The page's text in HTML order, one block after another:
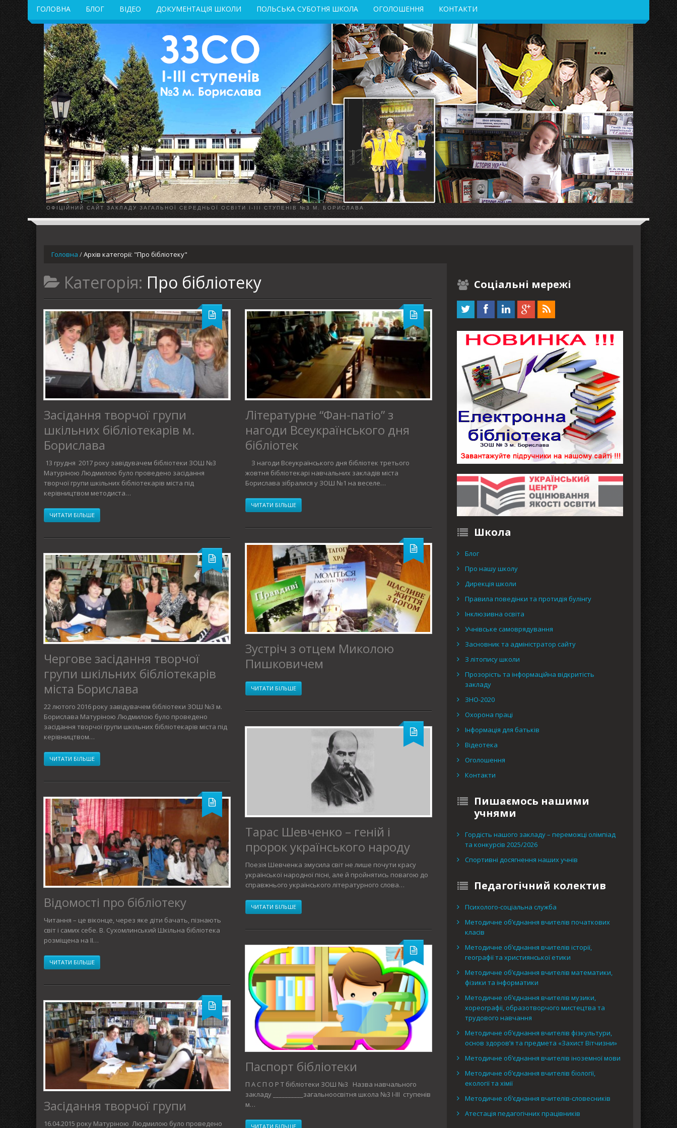
ГОЛОВНА БЛОГ ВІДЕО ДОКУМЕНТАЦІЯ ШКОЛИ ПОЛЬСЬКА СУБОТНЯ ШКОЛА ОГОЛОШЕННЯ КОНТАКТИ
ОФІЦІЙНИЙ САЙТ ЗАКЛАДУ ЗАГАЛЬНОЇ СЕРЕДНЬОЇ ОСВІТИ І-ІІІ СТУПЕНІВ №3 М. БОРИСЛАВА
Головна /Архів категорії: "Про бібліотеку"
Категорія: Про бібліотеку
Засідання творчої групи
шкільних бібліотекарів м.
Борислава
13 грудня 2017 року завідувачем бібліотеки ЗОШ №3
Матуріною Людмилою було проведено засідання
творчої групи шкільних бібліотекарів міста під
керівництвом методиста…
ЧИТАТИ БІЛЬШЕ
Чергове засідання творчої
групи шкільних бібліотекарів
міста Борислава
22 лютого 2016 року завідувачем бібліотеки ЗОШ №3 м.
Борислава Матуріною Людмилою було проведено
засідання творчої групи шкільних бібліотекарів міста під
керівництвом…
ЧИТАТИ БІЛЬШЕ
Відомості про бібліотеку
Читання – це віконце, через яке діти бачать, пізнають
світ і самих себе. В. Сухомлинський Шкільна бібліотека
розміщена на ІІ…
ЧИТАТИ БІЛЬШЕ
Засідання творчої групи
16.04.2015 року Матуріною Людмилою було проведено
Літературне “Фан-патіо” з
нагоди Всеукраїнського дня
бібліотек
З нагоди Всеукраїнського дня бібліотек третього
жовтня бібліотекарі навчальних закладів міста
Борислава зібралися у ЗОШ №1 на веселе…
ЧИТАТИ БІЛЬШЕ
Зустріч з отцем Миколою
Пишковичем
ЧИТАТИ БІЛЬШЕ
Тарас Шевченко – геній і
пророк українського народу
Поезія Шевченка змусила світ не лише почути красу
української народної пісні, але й пройнятись повагою до
справжнього українського літературного слова…
ЧИТАТИ БІЛЬШЕ
Паспорт бібліотеки
П А С П О Р Т бібліотеки ЗОШ №3 Назва навчального
закладу ­­­­­­­­__________загальноосвітня школа №3 І-ІІІ ступенів
м…
ЧИТАТИ БІЛЬШЕ
Соціальні мережі
Школа
Блог
Про нашу школу
Дирекція школи
Правила поведінки та протидія булінгу
Інклюзивна освіта
Учнівське самоврядування
Засновник та адміністратор сайту
З літопису школи
Прозорість та інформаційна відкритість
закладу
ЗНО-2020
Охорона праці
Інформація для батьків
Відеотека
Оголошення
Контакти
Пишаємось нашими
учнями
Гордість нашого закладу – переможці олімпіад
та конкурсів 2025/2026
Спортивні досягнення наших учнів
Педагогічний колектив
Психолого-соціальна служба
Методичне об’єднання вчителів початкових
класів
Методичне об’єднання вчителів історії,
географії та християнської етики
Методичне об’єднання вчителів математики,
фізики та інформатики
Методичне об’єднання вчителів музики,
хореографії, образотворчого мистецтва та
трудового навчання
Методичне об’єднання вчителів фізкультури,
основ здоров’я та предмета «Захист Вітчизни»
Методичне об’єднання вчителів іноземної мови
Методичне об’єднання вчителів біології,
екології та хімії
Методичне об’єднання вчителів-словесників
Атестація педагогічних працівників